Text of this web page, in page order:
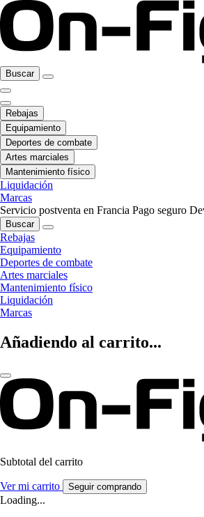
Buscar
Rebajas
Equipamiento
Deportes de combate
Artes marciales
Mantenimiento físico
Liquidación
Marcas
Servicio postventa en Francia Pago seguro
Buscar
Rebajas
Equipamiento
Deportes de combate
Artes marciales
Mantenimiento físico
Liquidación
Marcas
Añadiendo al carrito...
Subtotal del carrito
Ver mi carrito Seguir comprando
Loading...